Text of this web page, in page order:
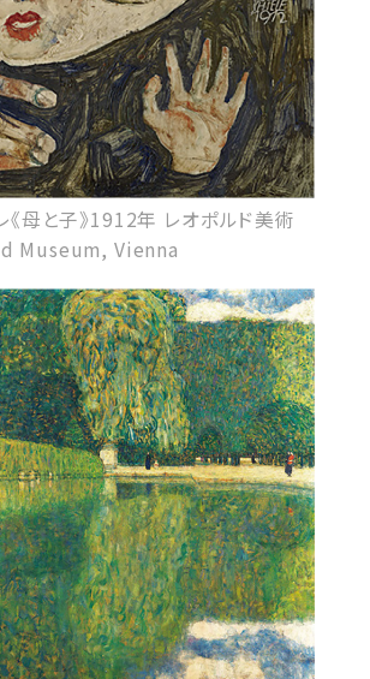
《母と子》1912年 レオポルド美術
Museum, Vienna